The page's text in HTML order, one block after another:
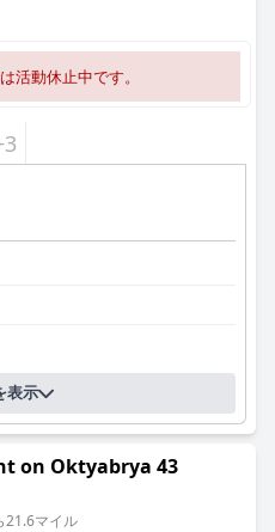
活動休止中です。
表示
on Oktyabrya 43
21.6マイル